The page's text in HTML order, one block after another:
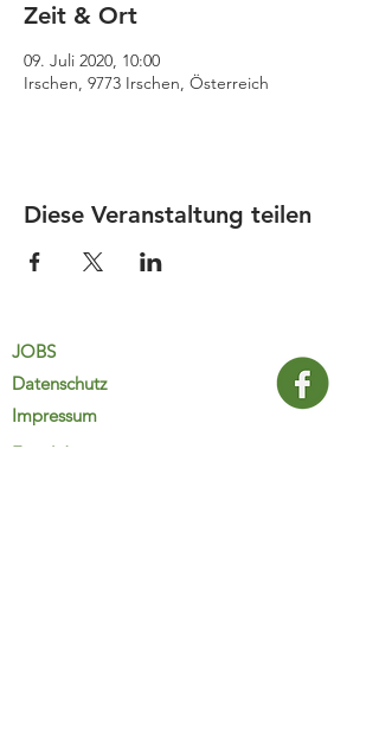
Zeit & Ort
09. Juli 2020, 10:00
Irschen, 9773 Irschen, Österreich
Diese Veranstaltung teilen
JOBS
Datenschutz
Impressum
FamiliJa